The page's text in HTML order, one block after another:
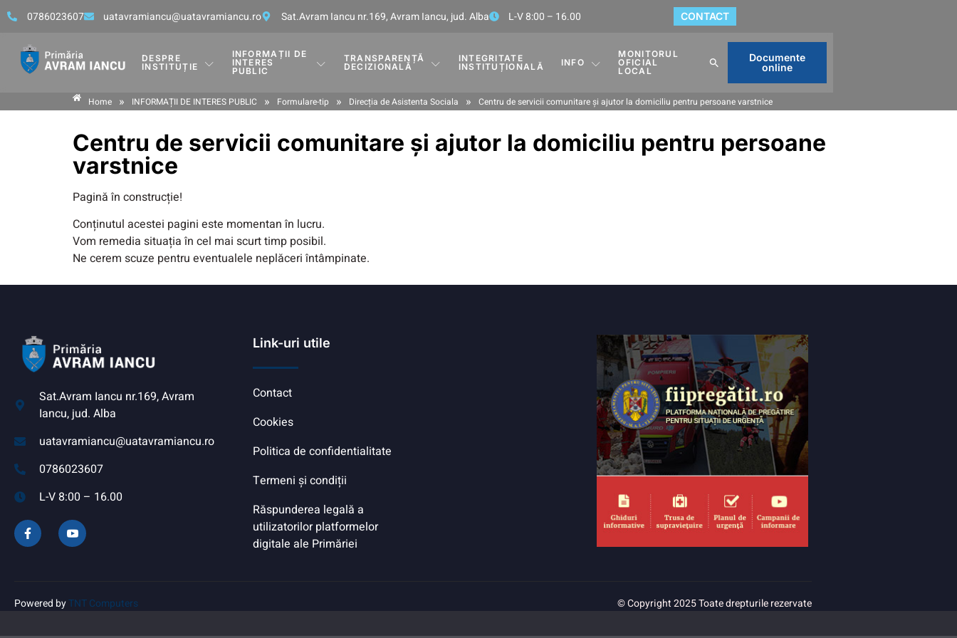
0786023607 uatavramiancu@uatavramiancu.ro Sat.Avram Iancu nr.169, Avram Iancu, jud. Alba L-V 8:00 – 16.00 CONTACT
DESPRE
INSTITUȚIE
INFORMAȚII DE
INTERES
PUBLIC
TRANSPARENȚĂ
DECIZIONALĂ
INTEGRITATE
INSTITUȚIONALĂ
INFO
MONITORUL
OFICIAL
LOCAL
Documente
online
Home » INFORMAȚII DE INTERES PUBLIC » Formulare-tip » Direcția de Asistenta Sociala » Centru de servicii comunitare și ajutor la domiciliu pentru persoane varstnice
Centru de servicii comunitare și ajutor la domiciliu pentru persoane
varstnice
Pagină în construcție!
Conținutul acestei pagini este momentan în lucru.
Vom remedia situația în cel mai scurt timp posibil.
Ne cerem scuze pentru eventualele neplăceri întâmpinate.
Sat.Avram Iancu nr.169, Avram
Iancu, jud. Alba
uatavramiancu@uatavramiancu.ro
0786023607
L-V 8:00 – 16.00
Link-uri utile
Contact
Cookies
Politica de confidentialitate
Termeni și condiții
Răspunderea legală a
utilizatorilor platformelor
digitale ale Primăriei
Powered byTNT Computers © Copyright 2025 Toate drepturile rezervate